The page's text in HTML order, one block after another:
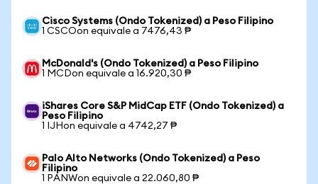
Cisco Systems (Ondo Tokenized) a Peso Filipino
1 CSCOon equivale a 7476,43 ₱
McDonald's (Ondo Tokenized) a Peso Filipino
1 MCDon equivale a 16.920,30 ₱
iShares Core S&P MidCap ETF (Ondo Tokenized) a
Peso Filipino
1 IJHon equivale a 4742,27 ₱
Palo Alto Networks (Ondo Tokenized) a Peso
Filipino
1 PANWon equivale a 22.060,80 ₱